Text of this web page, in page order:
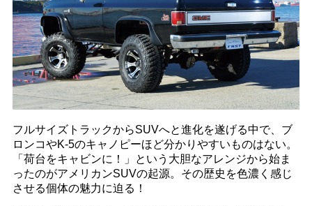
フルサイズトラックからSUVへと進化を遂げる中で、ブ
ロンコやK-5のキャノピーほど分かりやすいものはない。
「荷台をキャビンに！」という大胆なアレンジから始ま
ったのがアメリカンSUVの起源。その歴史を色濃く感じ
させる個体の魅力に迫る！